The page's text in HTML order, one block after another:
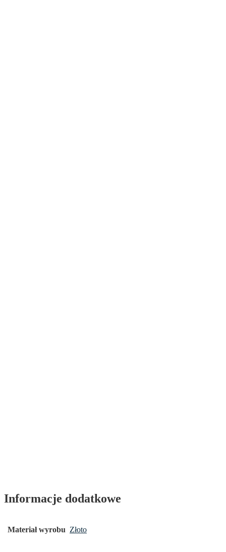
Informacje dodatkowe
Materiał wyrobu Złoto